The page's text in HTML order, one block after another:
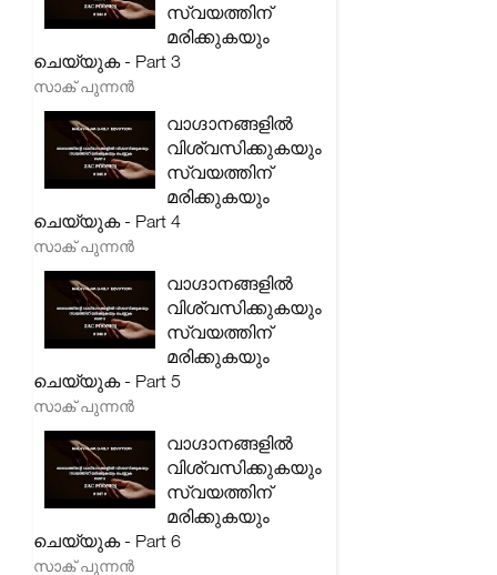
സ്വയത്തിന്
മരിക്കുകയും
ചെയ്യുക - Part 3
സാക് പുന്നൻ
വാഗ്ദാനങ്ങളിൽ
വിശ്വസിക്കുകയും
സ്വയത്തിന്
മരിക്കുകയും
ചെയ്യുക - Part 4
സാക് പുന്നൻ
വാഗ്ദാനങ്ങളിൽ
വിശ്വസിക്കുകയും
സ്വയത്തിന്
മരിക്കുകയും
ചെയ്യുക - Part 5
സാക് പുന്നൻ
വാഗ്ദാനങ്ങളിൽ
വിശ്വസിക്കുകയും
സ്വയത്തിന്
മരിക്കുകയും
ചെയ്യുക - Part 6
സാക് പുന്നൻ